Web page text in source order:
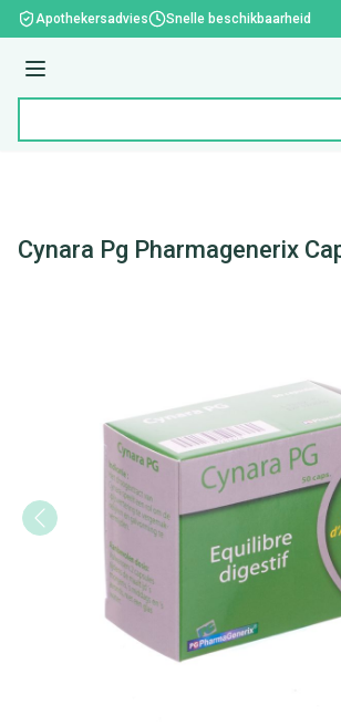
Ga naar de inhoud
Apothekersadvies Snelle beschikbaarheid
Menu
Cynara Pg Pharmagenerix